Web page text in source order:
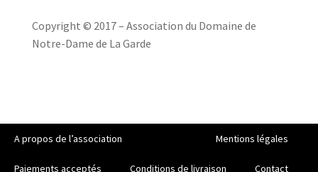
Copyright © 2017 – Association du Domaine de
Notre-Dame de La Garde
A propos de l’association Mentions légales
Paiements acceptés Conditions de livraison Contact